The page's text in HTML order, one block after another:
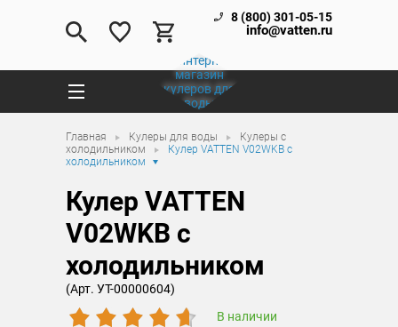
8 (800) 301-05-15
info@vatten.ru
Главная Кулеры для воды
Кулеры с
холодильником
Кулер VATTEN V02WKB с
холодильником
Кулер VATTEN
V02WKB с
холодильником
(Арт. УТ-00000604)
В наличии